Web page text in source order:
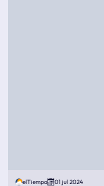
elTiempo 01 jul 2024